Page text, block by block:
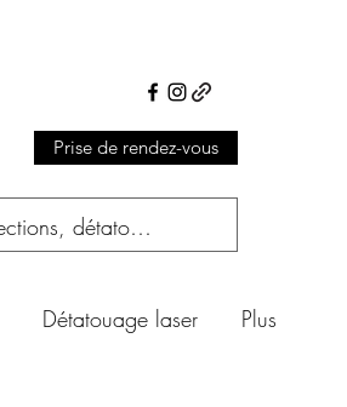
Prise de rendez-vous
Détatouage laser Plus